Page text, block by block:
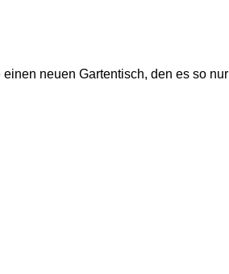
neuen Gartentisch, den es so nur